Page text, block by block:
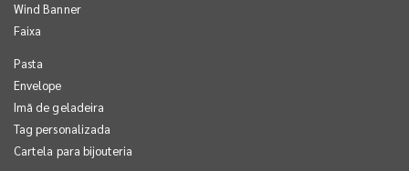
Wind Banner
Faixa
Pasta
Envelope
Imã de geladeira
Tag personalizada
Cartela para bijouteria